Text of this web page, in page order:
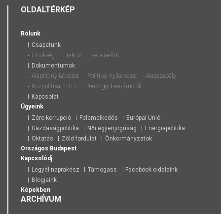
OLDALTÉRKÉP
Rólunk
Csapatunk
Elnökség
Frakció
Képviselők
Dokumentumok
Alapító nyilatkozat
Politikai nyilatkozat
Alapszabály
Közpolitikai 13+1
Pénzügyi beszámolók
Kapcsolat
Ügyeink
Zéro korrupció
Felemelkedés
Európai Unió
Gazdaságpolitika
Női egyenjogúság
Energiapolitika
Oktatás
Zöld fordulat
Önkormányzatok
Országos Budapest
Kapcsolódj
Legyél naprakész
Támogass
Facebook oldalaink
Blogjaink
Képekben
ARCHÍVUM